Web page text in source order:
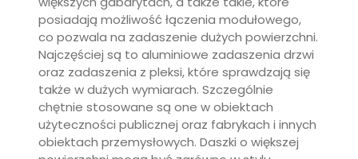
oraz zadaszenia z pleksi, które sprawdzają się
także w dużych wymiarach. Szczególnie
chętnie stosowane są one w obiektach
użyteczności publicznej oraz fabrykach i innych
obiektach przemysłowych. Daszki o większej
powierzchni mogą być zarówno w stylu
klasycznym, jak na przykładdaszek płaski Plus
jak i w stylu nowoczesnym, jak daszekBolonia
XL